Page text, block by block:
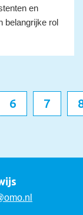
en
belangrijke rol
6 7